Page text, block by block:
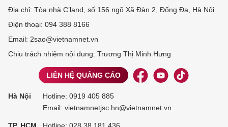
Địa chỉ: Tòa nhà C’land, số 156 ngõ Xã Đàn 2, Đống Đa, Hà Nội
Điện thoại: 094 388 8166
Email: 2sao@vietnamnet.vn
Chịu trách nhiệm nội dung: Trương Thị Minh Hưng
LIÊN HỆ QUẢNG CÁO
Hà Nội Hotline: 0919 405 885
Email: vietnamnetjsc.hn@vietnamnet.vn